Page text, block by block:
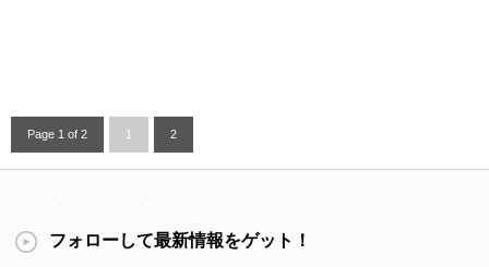
Page 1 of 2 1 2
フォローして最新情報をゲット！